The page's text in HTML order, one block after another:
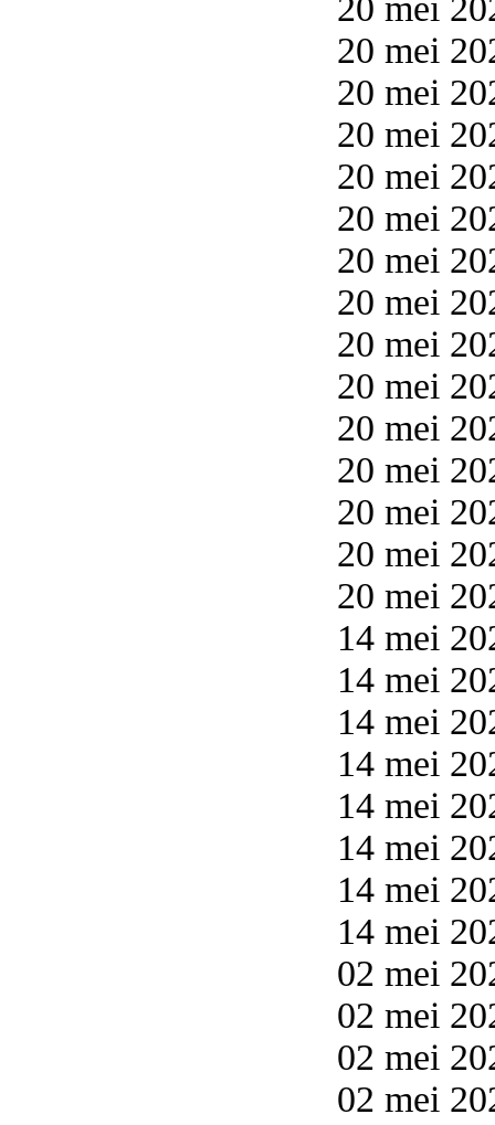
20 mei
20 mei
20 mei
20 mei
20 mei
20 mei
20 mei
20 mei
20 mei
20 mei
20 mei
20 mei
20 mei
20 mei
20 mei
14 mei
14 mei
14 mei
14 mei
14 mei
14 mei
14 mei
14 mei
02 mei
02 mei
02 mei
02 mei